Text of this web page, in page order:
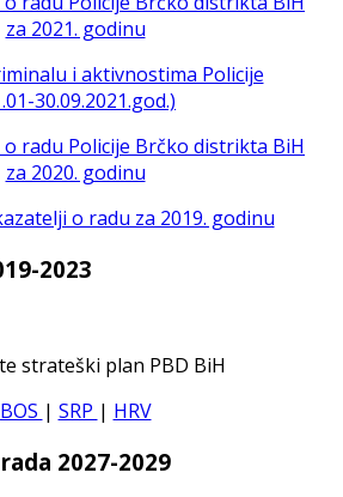
za 2021. godinu
i aktivnostima Policije
30.09.2021.god.)
radu Policije Brčko distrikta BiH
za 2020. godinu
o radu za 2019. godinu
2023
strateški plan PBD BiH
BOS | SRP | HRV
2027-2029